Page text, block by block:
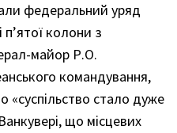
федеральний уряд
п’ятої колони з
майор Р.О.
командування,
«суспільство стало дуже
що місцевих